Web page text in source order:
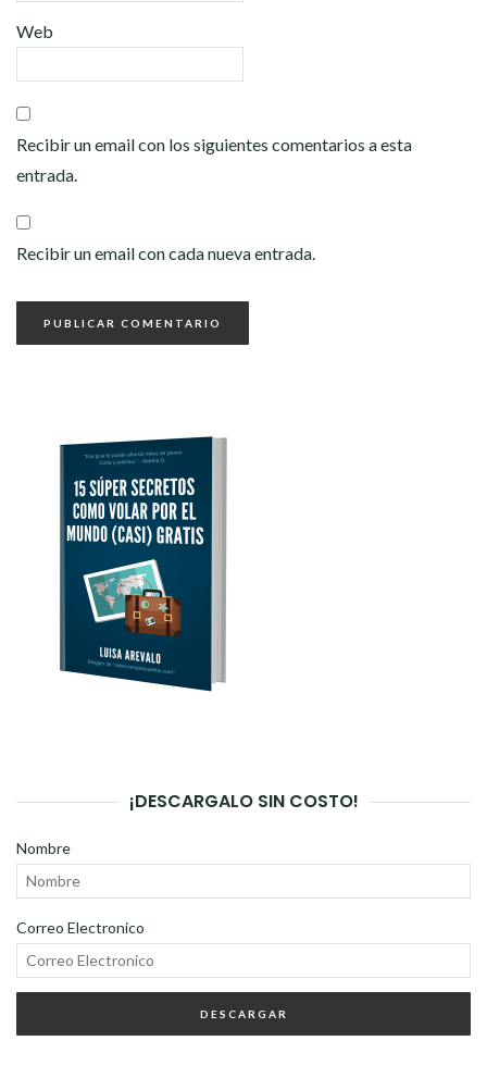
Web
Recibir un email con los siguientes comentarios a esta
entrada.
Recibir un email con cada nueva entrada.
¡DESCARGALO SIN COSTO!
Nombre
Correo Electronico